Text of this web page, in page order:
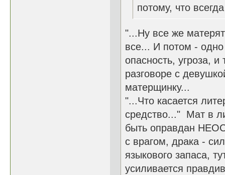
потому, что
"...Ну все же
все... И потом - одно
опасность, угроза,
разговоре с
матерщинку...
"...Что касается
средство..." Мат в
быть оправдан
с врагом, драка -
языкового запаса,
усиливается